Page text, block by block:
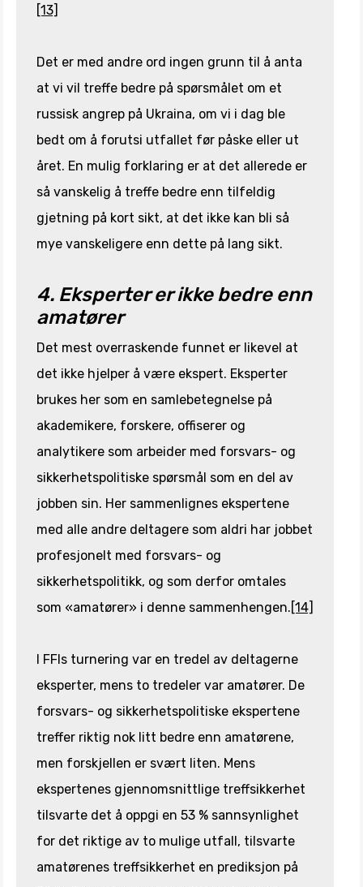
[13]
Det er med andre ord ingen grunn til å anta
at vi vil treffe bedre på spørsmålet om et
russisk angrep på Ukraina, om vi i dag ble
bedt om å forutsi utfallet før påske eller ut
året. En mulig forklaring er at det allerede er
så vanskelig å treffe bedre enn tilfeldig
gjetning på kort sikt, at det ikke kan bli så
mye vanskeligere enn dette på lang sikt.
4. Eksperter er ikke bedre enn
amatører
Det mest overraskende funnet er likevel at
det ikke hjelper å være ekspert. Eksperter
brukes her som en samlebetegnelse på
akademikere, forskere, offiserer og
analytikere som arbeider med forsvars- og
sikkerhetspolitiske spørsmål som en del av
jobben sin. Her sammenlignes ekspertene
med alle andre deltagere som aldri har jobbet
profesjonelt med forsvars- og
sikkerhetspolitikk, og som derfor omtales
som «amatører» i denne sammenhengen.[14]
I FFIs turnering var en tredel av deltagerne
eksperter, mens to tredeler var amatører. De
forsvars- og sikkerhetspolitiske ekspertene
treffer riktig nok litt bedre enn amatørene,
men forskjellen er svært liten. Mens
ekspertenes gjennomsnittlige treffsikkerhet
tilsvarte det å oppgi en 53 % sannsynlighet
for det riktige av to mulige utfall, tilsvarte
amatørenes treffsikkerhet en prediksjon på